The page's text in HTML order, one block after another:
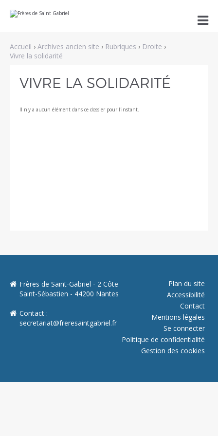
Aller
au
à
la
navigation
Outils
personnels

Accueil › Archives ancien site › Rubriques › Droite ›
Vivre la solidarité
VIVRE LA SOLIDARITÉ
Il n'y a aucun élément dans ce dossier pour l'instant.
Plan du site
Accessibilité
Contact
Mentions légales
Se connecter
Politique de confidentialité
Gestion des cookies
Frères de Saint-Gabriel - 2 Côte
Saint-Sébastien - 44200 Nantes
Contact :
secretariat@freresaintgabriel.fr